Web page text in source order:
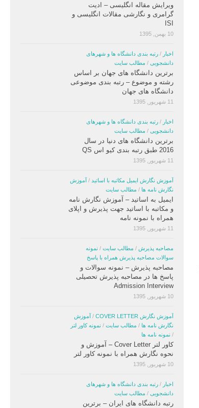
ویرایش مقاله انگلیسی – ادیت
گرامری و نگارشی مقالات انگلیسی و
ISI
10 بهمن, 1395
اخبار / رتبه بندی دانشگاه ها و شهرهای
دانشجویی / مطالب سایت
برترین دانشگاه های جهان بر اساس
رشته و موضوع – رتبه بندی موضوعی
دانشگاه های جهان
11 شهریور, 1395
اخبار / رتبه بندی دانشگاه ها و شهرهای
دانشجویی / مطالب سایت
برترین دانشگاه های دنیا در سال
2016 طبق رتبه بندی کیو اس QS
11 شهریور, 1395
آموزش نگارش ایمیل مکاتبه با اساتید / آموزش
نگارش نامه ها / مطالب سایت
ایمیل به اساتید – آموزش نگارش نامه
و مکاتبه با اساتید جهت پذیرش و اپلای
همراه با نمونه نامه
11 شهریور, 1395
مصاحبه پذیرش / مطالب سایت / نمونه
سوالات مصاحبه پذیرش همراه با پاسخ
مصاحبه پذیرش – نمونه سوالات و
پاسخ ها در مصاحبه پذیرش تحصیلی
Admission Interview
10 شهریور, 1395
آموزش نگارش COVER LETTER / آموزش
نگارش نامه ها / مطالب سایت / نمونه کاور لتر
/ نمونه نامه ها
کاور لتر Cover Letter – آموزش و
نحوه نگارش همراه با نمونه کاور لتر
10 شهریور, 1395
اخبار / رتبه بندی دانشگاه ها و شهرهای
دانشجویی / مطالب سایت
رتبه دانشگاه های ایران – برترین